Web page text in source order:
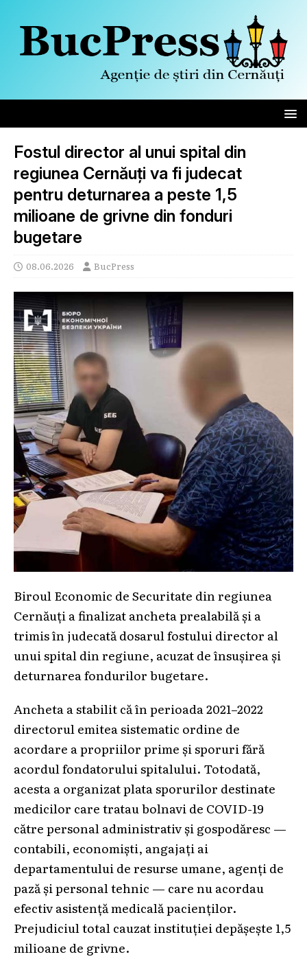
Fostul director al unui spital din
regiunea Cernăuți va fi judecat
pentru deturnarea a peste 1,5
milioane de grivne din fonduri
bugetare
08.06.2026 BucPress
Biroul Economic de Securitate din regiunea
Cernăuți a finalizat ancheta prealabilă și a
trimis în judecată dosarul fostului director al
unui spital din regiune, acuzat de însușirea și
deturnarea fondurilor bugetare.
Ancheta a stabilit că în perioada 2021–2022
directorul emitea sistematic ordine de
acordare a propriilor prime și sporuri fără
acordul fondatorului spitalului. Totodată,
acesta a organizat plata sporurilor destinate
medicilor care tratau bolnavi de COVID-19
către personal administrativ și gospodăresc —
contabili, economiști, angajați ai
departamentului de resurse umane, agenți de
pază și personal tehnic — care nu acordau
efectiv asistență medicală pacienților.
Prejudiciul total cauzat instituției depășește 1,5
milioane de grivne.